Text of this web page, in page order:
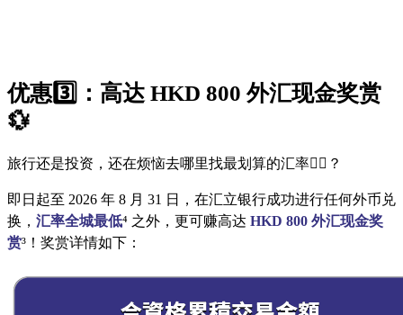
优惠3️⃣：高达 HKD 800 外汇现金奖赏
💱
旅行还是投资，还在烦恼去哪里找最划算的汇率😵‍💫？
即日起至 2026 年 8 月 31 日，在汇立银行成功进行任何外币兑
换， 汇率全城最低⁴ 之外，更可赚高达 HKD 800 外汇现金奖
赏³！ 奖赏详情如下：